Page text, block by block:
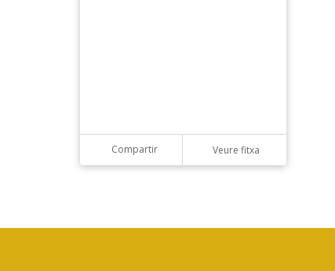
Compartir Veure fitxa